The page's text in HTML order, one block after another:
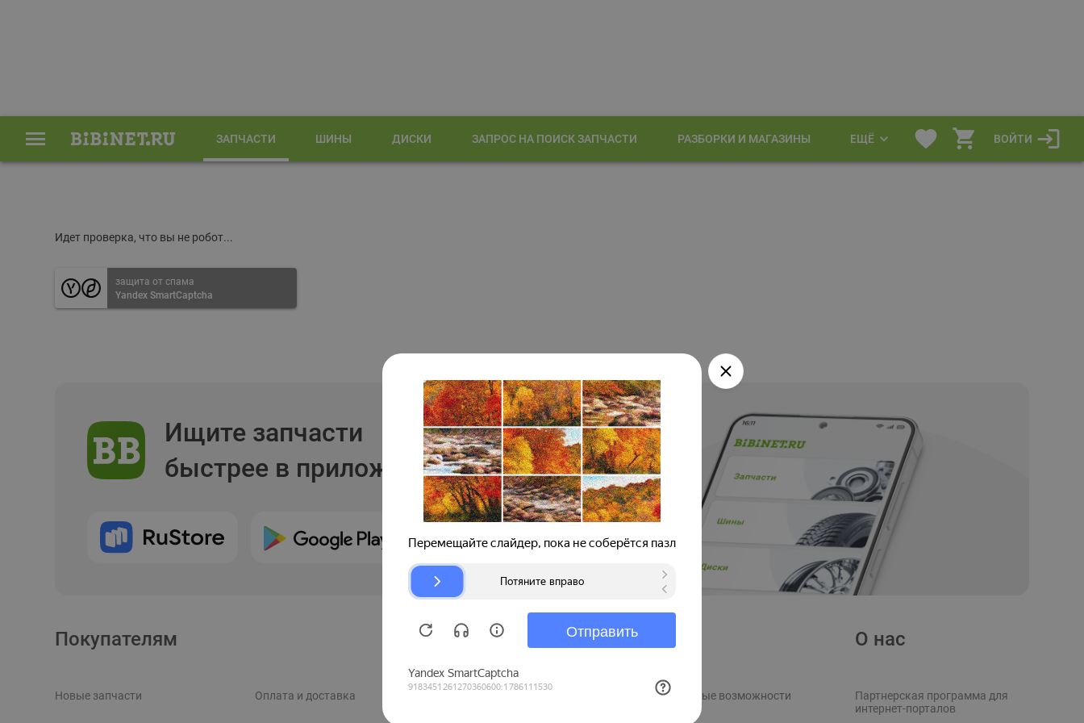
ЗАПЧАСТИ ШИНЫ ДИСКИ ЗАПРОС НА ПОИСК ЗАПЧАСТИ РАЗБОРКИ И МАГАЗИНЫ ЕЩЁ ВОЙТИ
Идет проверка, что вы не робот...
защита от спама
Yandex SmartCaptcha
Ищите запчасти
быстрее в приложении
Покупателям
Новые запчасти Оплата и доставка
Продавцам
Рекламные возможности
О нас
Партнерская программа для
интернет-порталов